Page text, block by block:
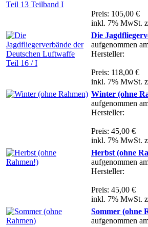
Preis: 105,00 €
inkl. 7% MwSt.
Die
aufgenommen
Hersteller:
Preis: 118,00 €
inkl. 7% MwSt.
Winter (ohne
aufgenommen
Hersteller:
Preis: 45,00 €
inkl. 7% MwSt.
Herbst (ohne
aufgenommen
Hersteller:
Preis: 45,00 €
inkl. 7% MwSt.
Sommer (ohne
aufgenommen